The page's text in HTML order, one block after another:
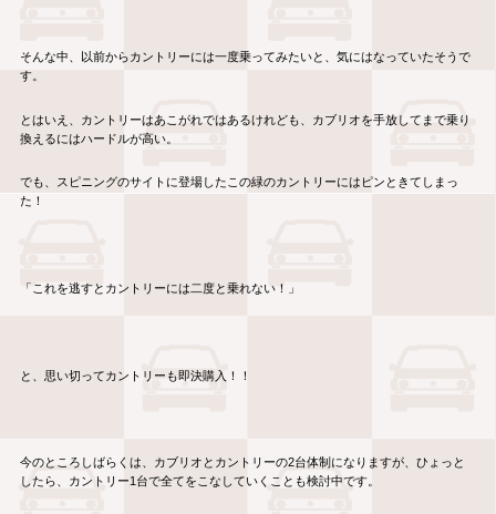
そんな中、以前からカントリーには一度乗ってみたいと、気にはなっていたそうで
す。
とはいえ、カントリーはあこがれではあるけれども、カブリオを手放してまで乗り
換えるにはハードルが高い。
でも、スピニングのサイトに登場したこの緑のカントリーにはピンときてしまっ
た！
「これを逃すとカントリーには二度と乗れない！」
と、思い切ってカントリーも即決購入！！
今のところしばらくは、カブリオとカントリーの2台体制になりますが、ひょっと
したら、カントリー1台で全てをこなしていくことも検討中です。